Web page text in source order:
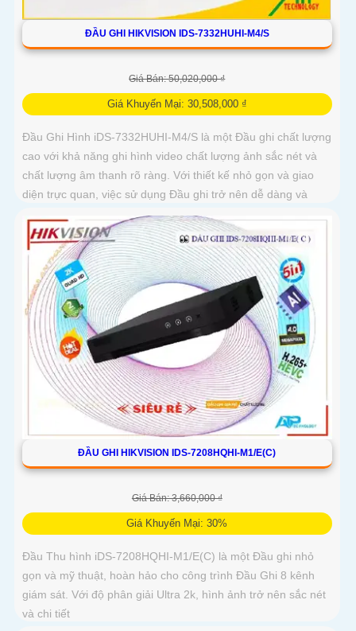
ĐẦU GHI HIKVISION IDS-7332HUHI-M4/S
Giá Bán: 50,020,000 ₫
Giá Khuyến Mại: 30,508,000 ₫
Đầu Ghi Hình iDS-7332HUHI-M4/S là một Đầu ghi chất lượng
cao với khả năng ghi hình video chất lượng ảnh sắc nét và
chất lượng âm thanh rõ ràng. Với thiết kế nhỏ gọn và giao
diện trực quan, việc sử dụng Đầu ghi trở nên dễ dàng và
ĐẦU GHI HIKVISION IDS-7208HQHI-M1/E(C)
Giá Bán: 3,660,000 ₫
Giá Khuyến Mại: 30%
Đầu Thu hình iDS-7208HQHI-M1/E(C) là một Đầu ghi nhỏ
gọn và mỹ thuật, hoàn hảo cho công trình Đầu Ghi 8 kênh
giám sát. Với độ phân giải Ultra 2k, hình ảnh trở nên sắc nét
và chi tiết